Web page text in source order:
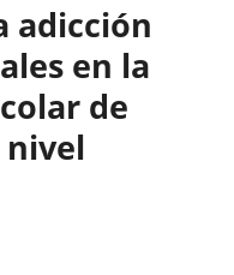
adicción
en la
de